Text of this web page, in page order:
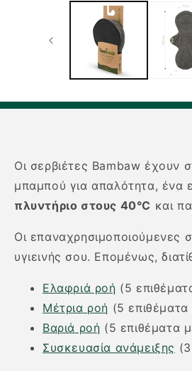
παράθυρο
Οι σερβιέτες Bambaw έχουν
μπαμπού για απαλότητα, ένα
πλυντήριο στους 40°C και
Οι επαναχρησιμοποιούμενες
υγιεινής σου. Επομένως,
Ελαφριά ροή (5
Μέτρια ροή (5
Βαριά ροή (5 επιθέματα
Συσκευασία ανάμειξης